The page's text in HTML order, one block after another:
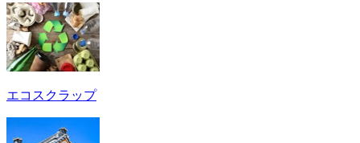
エコスクラップ